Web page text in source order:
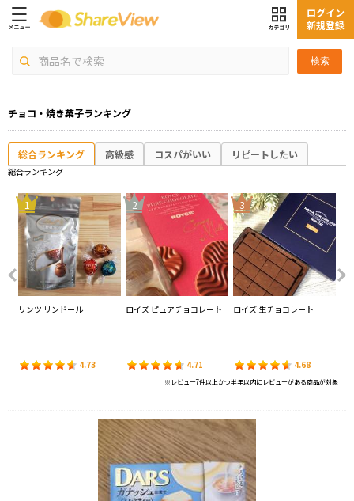
検索
ログイン
新規登録
チョコ・焼き菓子ランキング
総合ランキング 高級感 コスパがいい リピートしたい
総合ランキング
1
リンツ リンドール
4.73
2
ロイズ ピュアチョコレート
4.71
3
ロイズ 生チョコレート
4.68
※レビュー7件以上かつ半年以内にレビューがある商品が対象